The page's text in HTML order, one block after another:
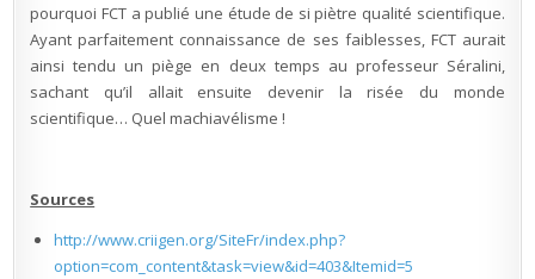
pourquoi FCT a publié une étude de si piètre qualité scientifique.
Ayant parfaitement connaissance de ses faiblesses, FCT aurait
ainsi tendu un piège en deux temps au professeur Séralini,
sachant qu’il allait ensuite devenir la risée du monde
scientifique… Quel machiavélisme !
Sources
http://www.criigen.org/SiteFr/index.php?
option=com_content&task=view&id=403&Itemid=5